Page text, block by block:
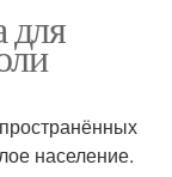
для
население.